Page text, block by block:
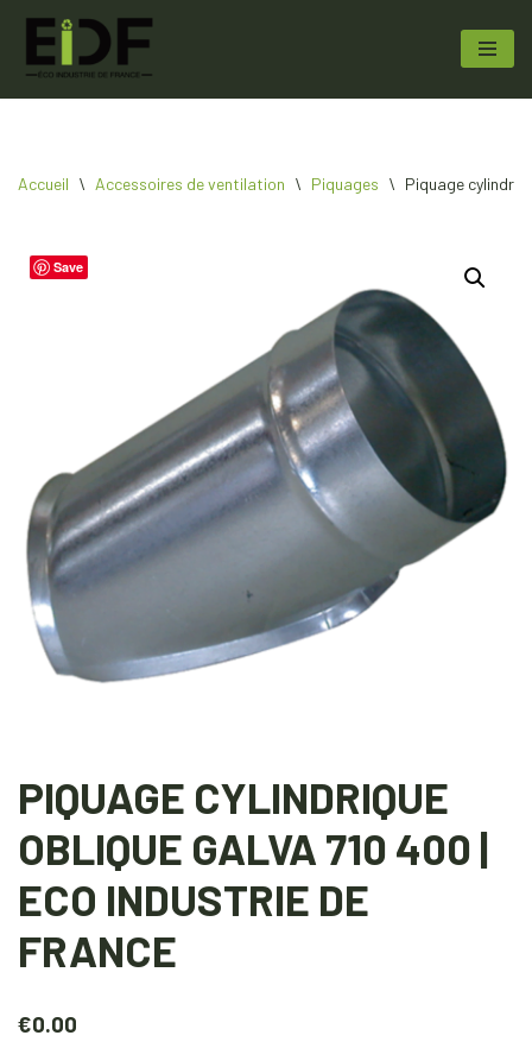
Aller
Accueil \ Accessoires de ventilation \ Piquages \ Piquage
Save
PIQUAGE CYLINDRIQUE
OBLIQUE GALVA 710 400 |
ECO INDUSTRIE DE
FRANCE
€0.00